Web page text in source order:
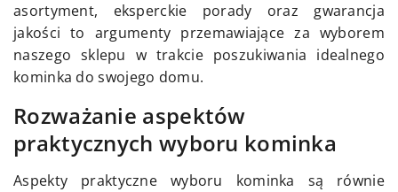
asortyment, eksperckie porady oraz gwarancja
jakości to argumenty przemawiające za wyborem
naszego sklepu w trakcie poszukiwania idealnego
kominka do swojego domu.
Rozważanie aspektów
praktycznych wyboru kominka
Aspekty praktyczne wyboru kominka są równie